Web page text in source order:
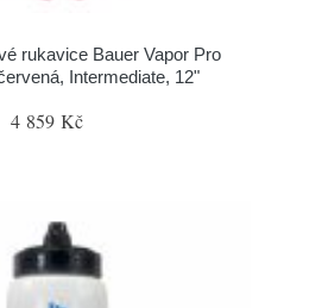
rukavice Bauer Vapor Pro
Intermediate, 12"
4 859 Kč